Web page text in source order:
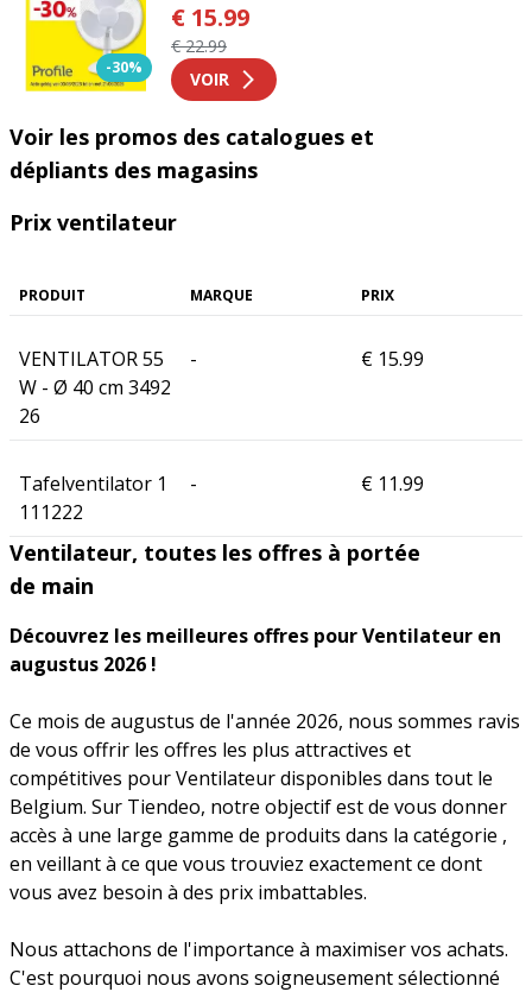
-30%
€ 15.99
€ 22.99
VOIR
Voir les promos des catalogues et
dépliants des magasins
Prix ventilateur
PRODUIT MARQUE PRIX
VENTILATOR 55
W - Ø 40 cm 3492
26
- € 15.99
Tafelventilator 1
111222
- € 11.99
Ventilateur, toutes les offres à portée
de main
Découvrez les meilleures offres pour Ventilateur en
augustus 2026 !
Ce mois de augustus de l'année 2026, nous sommes ravis
de vous offrir les offres les plus attractives et
compétitives pour Ventilateur disponibles dans tout le
Belgium. Sur Tiendeo, notre objectif est de vous donner
accès à une large gamme de produits dans la catégorie ,
en veillant à ce que vous trouviez exactement ce dont
vous avez besoin à des prix imbattables.
Nous attachons de l'importance à maximiser vos achats.
C'est pourquoi nous avons soigneusement sélectionné